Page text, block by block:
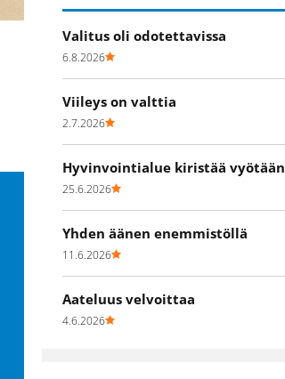
Valitus oli odotettavissa
6.8.2026
Viileys on valttia
2.7.2026
Hyvinvointialue kiristää vyötään
25.6.2026
Yhden äänen enemmistöllä
11.6.2026
Aateluus velvoittaa
4.6.2026